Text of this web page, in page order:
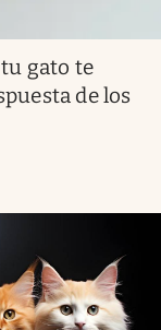
gato te
de los